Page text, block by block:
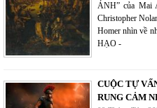
ẢNH” của Mai
Christopher
Homer nhìn về
HẠO -
CUỘC TỰ
RUNG CẢM